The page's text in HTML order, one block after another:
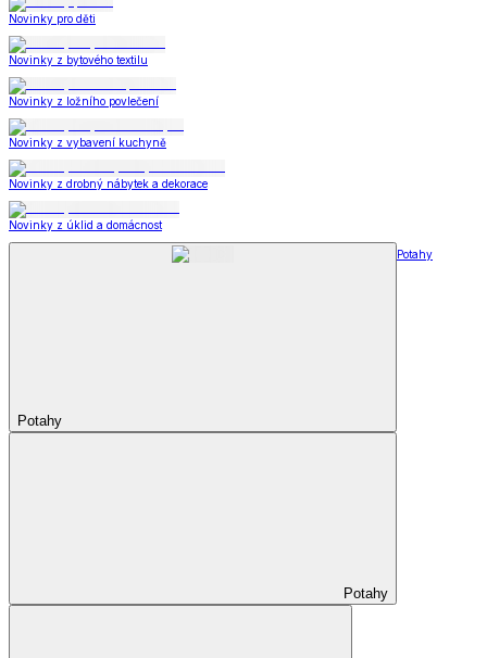
Novinky pro děti
Novinky z bytového textilu
Novinky z ložního povlečení
Novinky z vybavení kuchyně
Novinky z drobný nábytek a dekorace
Novinky z úklid a domácnost
Potahy
Potahy
Potahy